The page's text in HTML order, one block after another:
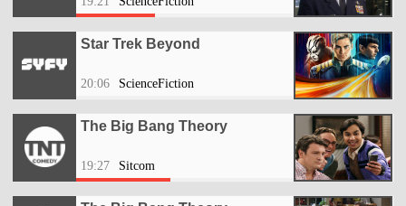
Star Trek Beyond
20:06 ScienceFiction
The Big Bang Theory
19:27 Sitcom